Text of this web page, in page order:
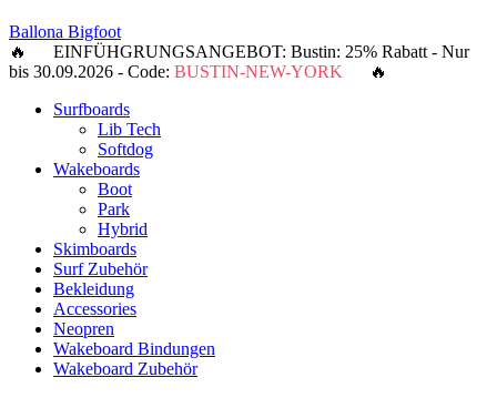
Ballona Bigfoot
🔥 EINFÜHGRUNGSANGEBOT: Bustin: 25% Rabatt - Nur
bis 30.09.2026 - Code: BUSTIN-NEW-YORK 🔥
Surfboards
Lib Tech
Softdog
Wakeboards
Boot
Park
Hybrid
Skimboards
Surf Zubehör
Bekleidung
Accessories
Neopren
Wakeboard Bindungen
Wakeboard Zubehör